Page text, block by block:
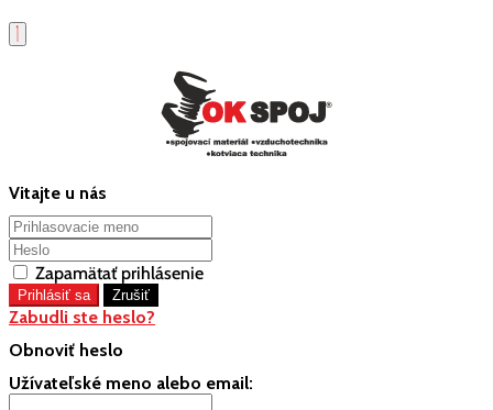
Vitajte u nás
Zapamätať prihlásenie
Zabudli ste heslo?
Obnoviť heslo
Užívateľské meno alebo email: